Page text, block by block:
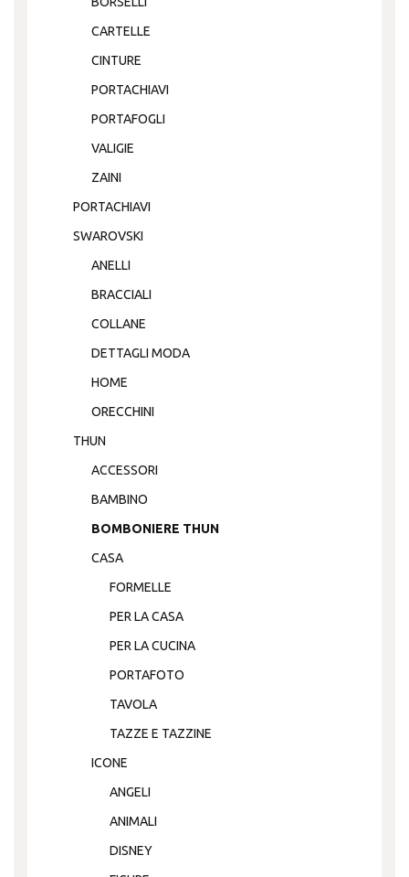
CARTELLE
CINTURE
PORTACHIAVI
PORTAFOGLI
VALIGIE
ZAINI
PORTACHIAVI
SWAROVSKI
ANELLI
BRACCIALI
COLLANE
DETTAGLI MODA
HOME
ORECCHINI
THUN
ACCESSORI
BAMBINO
BOMBONIERE THUN
CASA
FORMELLE
PER LA CASA
PER LA CUCINA
PORTAFOTO
TAVOLA
TAZZE E TAZZINE
ICONE
ANGELI
ANIMALI
DISNEY